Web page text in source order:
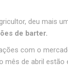
deu mais
de barter.
com o
de abril